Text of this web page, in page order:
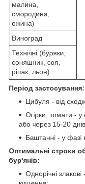
малина,
смородина,
ожина)
Виноград
Технічні (буряки,
соняшник, соя,
ріпак, льон)
Період застосування:
Цибуля - від
Огірки, томати - у
або через 15-20
Баштанні - у фазі
Оптимальні строки
бур'янів:
Однорічні